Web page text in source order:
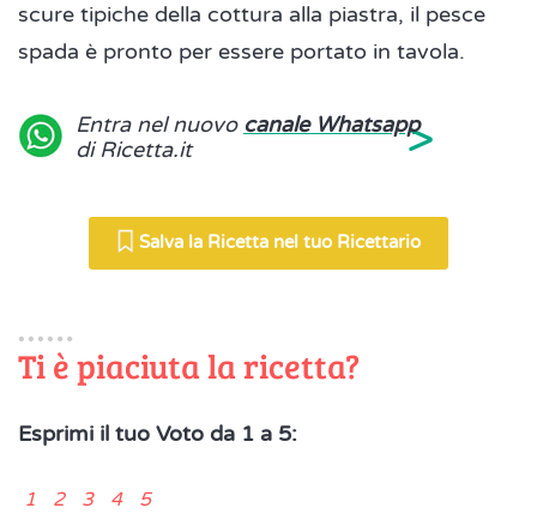
scure tipiche della cottura alla piastra, il pesce
spada è pronto per essere portato in tavola.
Entra nel nuovo canale Whatsapp
di Ricetta.it
>
Salva la Ricetta nel tuo Ricettario
Ti è piaciuta la ricetta?
Esprimi il tuo Voto da 1 a 5:
1 2 3 4 5